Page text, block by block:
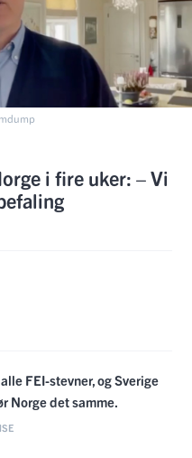
i fire uker: – Vi
FEI-stevner, og Sverige
Norge det samme.